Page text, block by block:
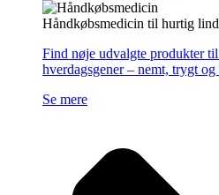
Håndkøbsmedicin til hurtig
Find nøje udvalgte produkter
hverdagsgener – nemt, trygt
Se mere